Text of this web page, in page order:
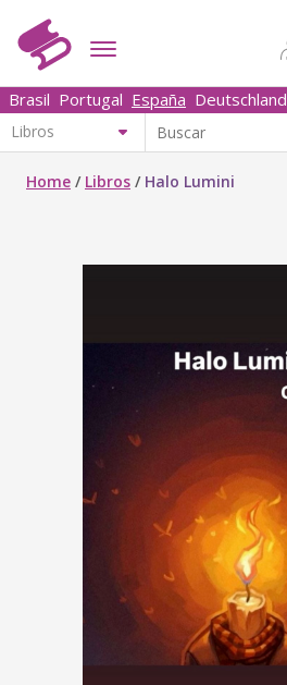
Brasil Portugal España Deutschland
Home / Libros / Halo Lumini